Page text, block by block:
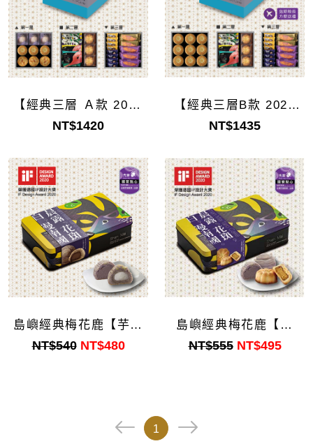
【經典三層 Ａ款 2025
Ver.】
NT$1420
【經典三層B款 2025
Ver.】
NT$1435
島嶼經典梅花鹿【芋頭
酥】
NT$540 NT$480
島嶼經典梅花鹿【品
玉】
NT$555 NT$495
1